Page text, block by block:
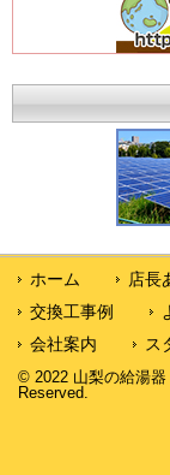
ホーム 店長
交換工事例
会社案内
ス
© 2022 山梨の給湯
Reserved.